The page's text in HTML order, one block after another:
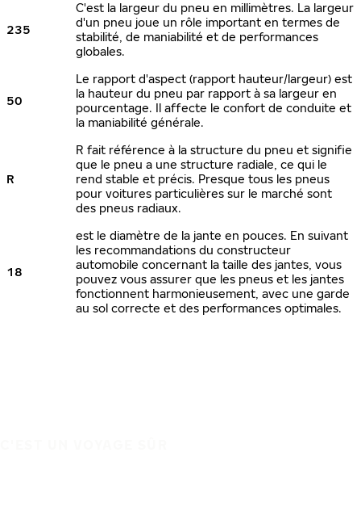
235
C'est la largeur du pneu en millimètres. La largeur
d'un pneu joue un rôle important en termes de
stabilité, de maniabilité et de performances
globales.
50
Le rapport d'aspect (rapport hauteur/largeur) est
la hauteur du pneu par rapport à sa largeur en
pourcentage. Il affecte le confort de conduite et
la maniabilité générale.
R
R fait référence à la structure du pneu et signifie
que le pneu a une structure radiale, ce qui le
rend stable et précis. Presque tous les pneus
pour voitures particulières sur le marché sont
des pneus radiaux.
18
est le diamètre de la jante en pouces. En suivant
les recommandations du constructeur
automobile concernant la taille des jantes, vous
pouvez vous assurer que les pneus et les jantes
fonctionnent harmonieusement, avec une garde
au sol correcte et des performances optimales.